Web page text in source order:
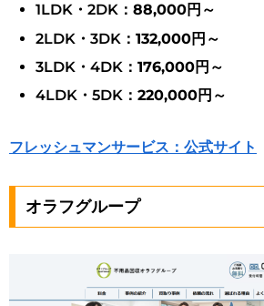
1LDK・2DK：88,000円～
2LDK・3DK：132,000円～
3LDK・4DK：176,000円～
4LDK・5DK：220,000円～
フレッシュマンサービス：公式サイト
オラフグループ